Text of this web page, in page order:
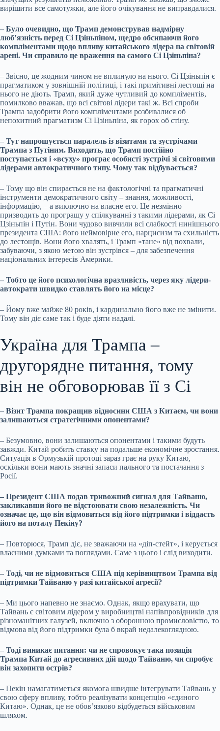
вирішити все самотужки, але його очікування не виправдалися.
– Було очевидно, що Трамп демонстрував надмірну
люб’язність перед Сі Цзіньпіном, щедро обсипаючи його
компліментами щодо впливу китайського лідера на світовій
арені. Чи справило це враження на самого Сі Цзіньпіна?
– Звісно, це жодним чином не вплинуло на нього. Сі Цзіньпін є
прагматиком у зовнішній політиці, і такі примітивні лестощі на
нього не діють. Трамп, який дуже чутливий до компліментів,
помилково вважав, що всі світові лідери такі ж. Всі спроби
Трампа задобрити його компліментами розбивалися об
непохитний прагматизм Сі Цзіньпіна, як горох об стіну.
– Тут напрошується паралель із візитами та зустрічами
Трампа з Путіним. Виходить, що Трамп постійно
поступається і «всуху» програє особисті зустрічі зі світовими
лідерами автократичного типу. Чому так відбувається?
– Тому що він спирається не на фактологічні та прагматичні
інструменти демократичного світу – знання, можливості,
інформацію, – а виключно на власне его. Це незмінно
призводить до програшу у спілкуванні з такими лідерами, як Сі
Цзіньпін і Путін. Вони чудово вивчили всі слабкості нинішнього
президента США: його неймовірне его, нарцисизм та схильність
до лестощів. Вони його хвалять, і Трамп «тане» від похвали,
забуваючи, з якою метою він зустрівся – для забезпечення
національних інтересів Америки.
– Тобто це його психологічна вразливість, через яку лідери-
автократи швидко ставлять його на місце?
– Йому вже майже 80 років, і кардинально його вже не змінити.
Тому він діє саме так і буде діяти надалі.
Україна для Трампа –
другорядне питання, тому
він не обговорював її з Сі
– Візит Трампа покращив відносини США з Китаєм, чи вони
залишаються стратегічними опонентами?
– Безумовно, вони залишаються опонентами і такими будуть
завжди. Китай робить ставку на подальше економічне зростання.
Ситуація в Ормузькій протоці зараз грає на руку Китаю,
оскільки вони мають значні запаси пального та постачання з
Росії.
– Президент США подав тривожний сигнал для Тайваню,
закликавши його не відстоювати свою незалежність. Чи
означає це, що він відмовиться від його підтримки і віддасть
його на поталу Пекіну?
– Повторюся, Трамп діє, не зважаючи на «діп-стейт», і керується
власними думками та поглядами. Саме з цього і слід виходити.
– Тоді, чи не відмовиться США під керівництвом Трампа від
підтримки Тайваню у разі китайської агресії?
– Ми цього напевно не знаємо. Однак, якщо врахувати, що
Тайвань є світовим лідером у виробництві напівпровідників для
різноманітних галузей, включно з оборонною промисловістю, то
відмова від його підтримки була б вкрай недалекоглядною.
– Тоді виникає питання: чи не спровокує така позиція
Трампа Китай до агресивних дій щодо Тайваню, чи спробує
він захопити острів?
– Пекін намагатиметься якомога швидше інтегрувати Тайвань у
свою сферу впливу, тобто реалізувати концепцію «єдиного
Китаю». Однак, це не обов’язково відбудеться військовим
шляхом.